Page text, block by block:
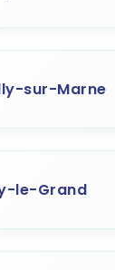
sur-Marne
le-Grand